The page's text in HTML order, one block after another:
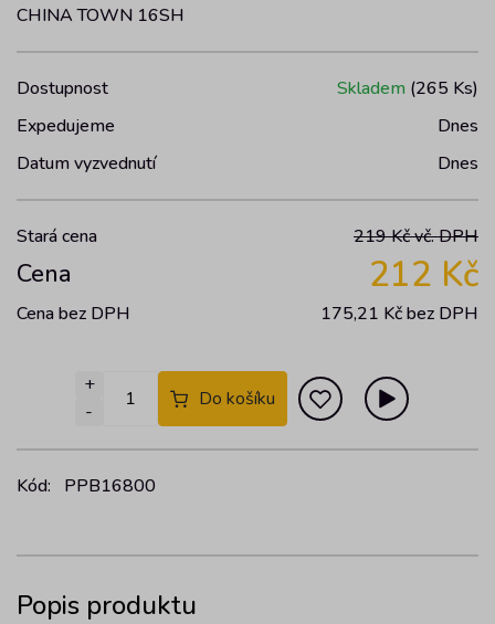
CHINA TOWN 16SH
Dostupnost Skladem (265 Ks)
Expedujeme
Dnes
Datum vyzvednutí
Dnes
Stará cena 219 Kč vč. DPH
Cena 212 Kč
Cena bez DPH 175,21 Kčbez DPH
-
+
Do košíku
Kód: PPB16800
Popis produktu